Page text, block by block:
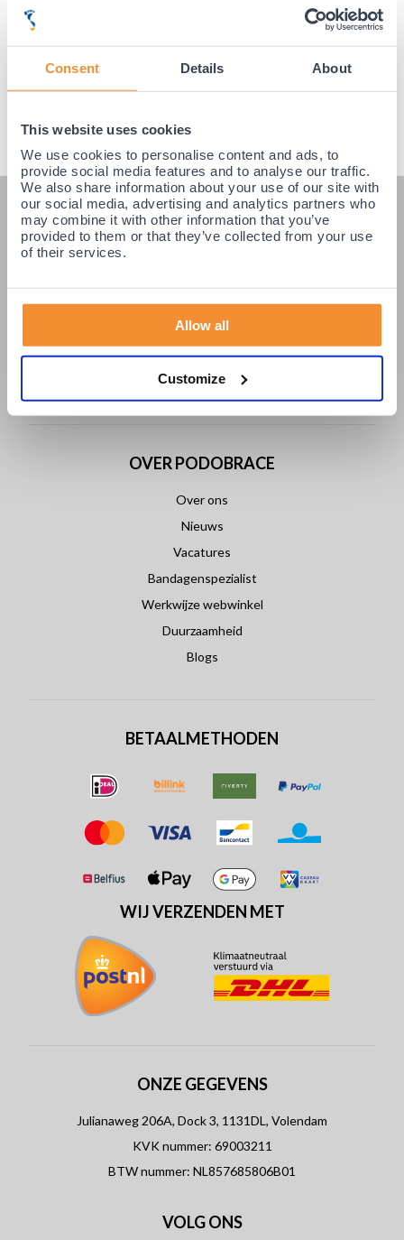
Consent Details About
This website uses cookies
We use cookies to personalise content and ads, to
provide social media features and to analyse our traffic.
We also share information about your use of our site with
our social media, advertising and analytics partners who
may combine it with other information that you’ve
provided to them or that they’ve collected from your use
of their services.
Allow all
Customize
KLANTENSERVICE
Betaling & Levering
Retourneren / Ruilen
Login partners
Contact
OVER PODOBRACE
Over ons
Nieuws
Vacatures
Bandagenspezialist
Werkwijze webwinkel
Duurzaamheid
Blogs
BETAALMETHODEN
WIJ VERZENDEN MET
ONZE GEGEVENS
Julianaweg 206A, Dock 3, 1131DL, Volendam
KVK nummer: 69003211
BTW nummer: NL857685806B01
VOLG ONS